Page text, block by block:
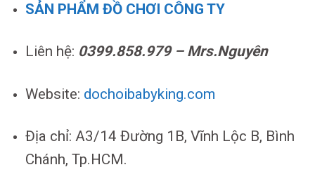
SẢN PHẨM ĐỒ CHƠI CÔNG TY
Liên hệ: 0399.858.979 – Mrs.Nguyên
Website: dochoibabyking.com
Địa chỉ: A3/14 Đường 1B, Vĩnh Lộc B, Bình
Chánh, Tp.HCM.